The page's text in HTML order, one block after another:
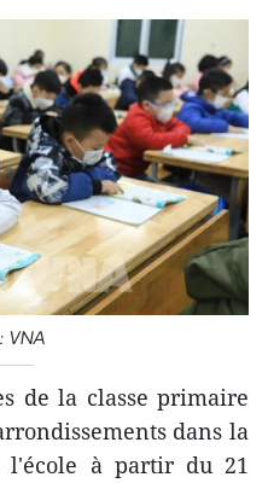
VNA
de la classe primaire
dans la
l'école à partir du 21